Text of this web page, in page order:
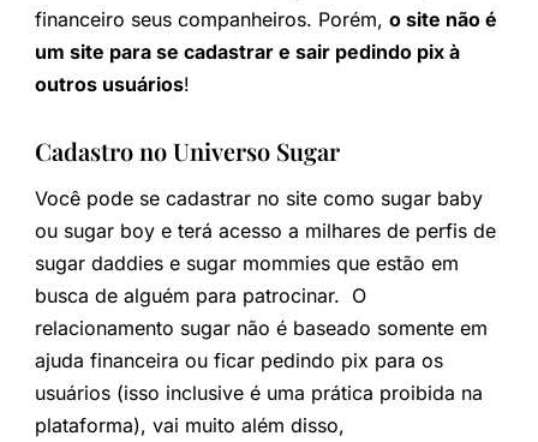
financeiro seus companheiros. Porém, o site não é
um site para se cadastrar e sair pedindo pix à
outros usuários!
Cadastro no Universo Sugar
Você pode se cadastrar no site como sugar baby
ou sugar boy e terá acesso a milhares de perfis de
sugar daddies e sugar mommies que estão em
busca de alguém para patrocinar. O
relacionamento sugar não é baseado somente em
ajuda financeira ou ficar pedindo pix para os
usuários (isso inclusive é uma prática proibida na
plataforma), vai muito além disso,